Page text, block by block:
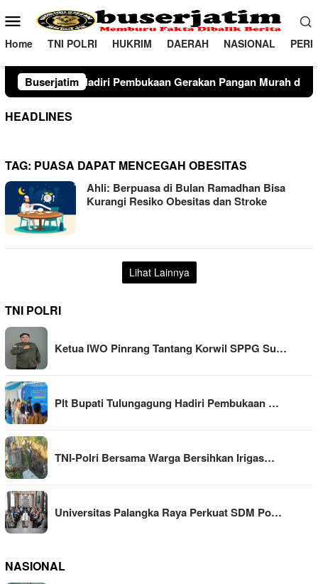
ke
konten
Menu
Mobile
Home TNI POLRI HUKRIM DAERAH NASIONAL
Buserjatim
Pembukaan Gerakan Pangan Murah dan Produk Unggulan
HEADLINES
TAG: PUASA DAPAT MENCEGAH OBESITAS
Ahli: Berpuasa di Bulan Ramadhan Bisa
Kurangi Resiko Obesitas dan Stroke
Lihat Lainnya
TNI POLRI
Ketua IWO Pinrang Tantang Korwil SPPG Su…
Plt Bupati Tulungagung Hadiri Pembukaan …
TNI-Polri Bersama Warga Bersihkan Irigas…
Universitas Palangka Raya Perkuat SDM Po…
NASIONAL